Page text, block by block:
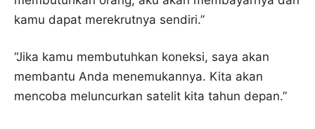
kamu dapat merekrutnya sendiri.”
“Jika kamu membutuhkan koneksi, saya akan
membantu Anda menemukannya. Kita akan
mencoba meluncurkan satelit kita tahun depan.”